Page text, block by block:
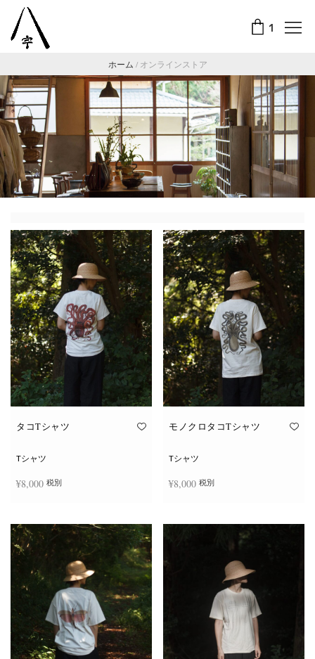
1
ホーム / オンラインストア
タコTシャツ
Tシャツ
¥8,000 税別
の
商
品
に
は
複
数
の
バ
リ
エ
ー
シ
ョ
モノクロタコTシャツ
Tシャツ
¥8,000 税別
の
商
品
は
複
数
の
バ
エ
ョ